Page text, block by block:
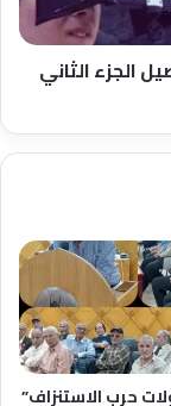
الجزء الثاني
حرب الاستنزاف”